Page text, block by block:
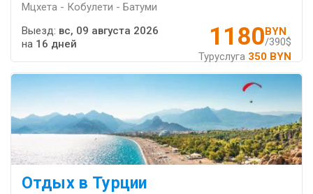
Мцхета - Кобулети - Батуми
1180BYN
/390$
Туруслуга 350 BYN
Выезд: вс, 09 августа 2026
на 16 дней
Отдых в Турции